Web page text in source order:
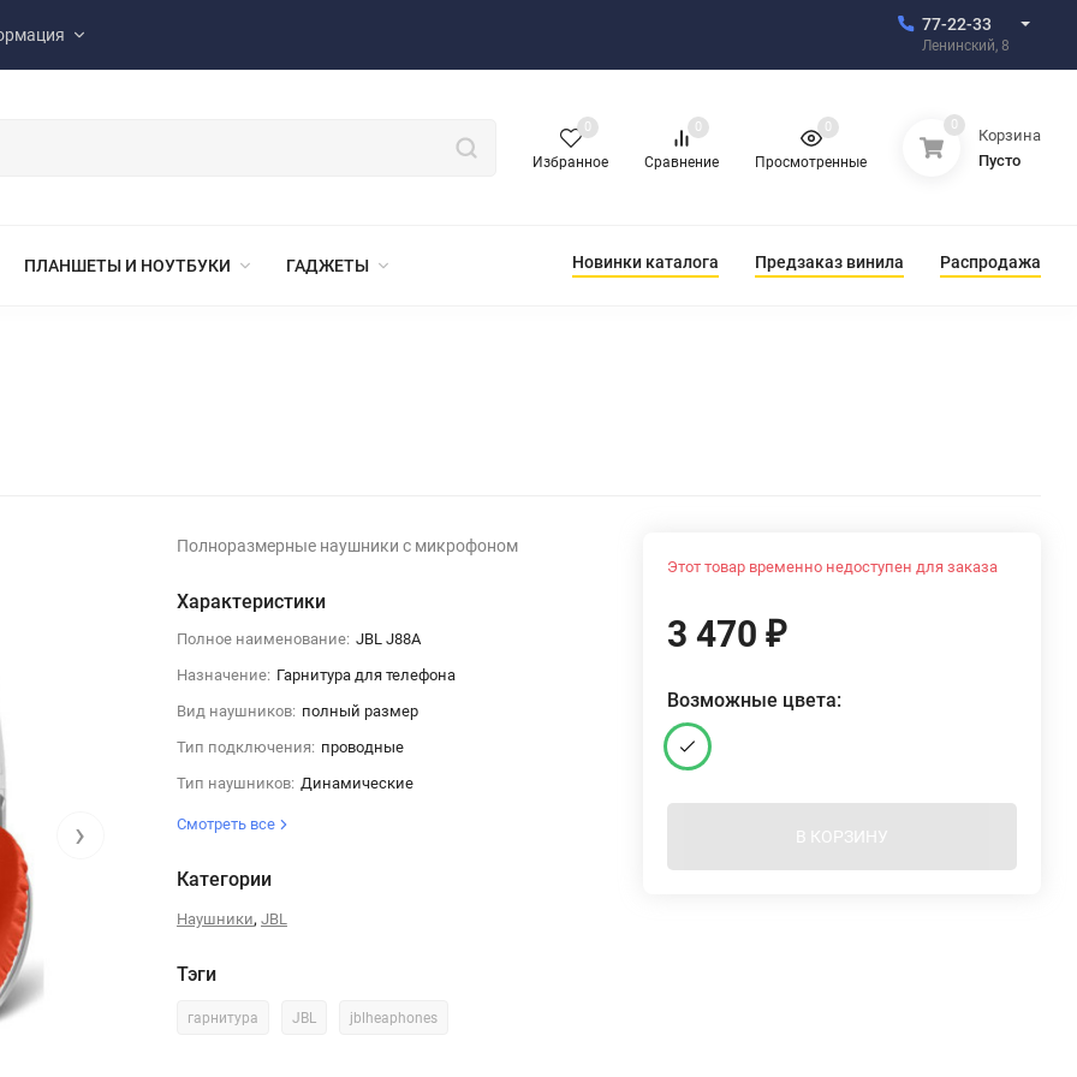
77-22-33
Ленинский, 8
Избранное
0
Сравнение
0
Просмотренные
0 0
Корзина
Пусто
ПЛАНШЕТЫ И НОУТБУКИ ГАДЖЕТЫ Новинки каталога Предзаказ винила Распродажа
›
Полноразмерные наушники с микрофоном
Характеристики
Полное наименование: JBL J88A
Назначение: Гарнитура для телефона
Вид наушников: полный размер
Тип подключения: проводные
Тип наушников: Динамические
Смотреть все
Категории
Наушники, JBL
Тэги
гарнитура JBL jblheaphones
Этот товар временно недоступен для заказа
3 470₽
Возможные цвета:
В КОРЗИНУ